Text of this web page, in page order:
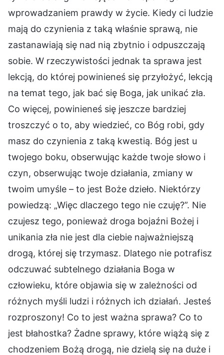
wprowadzaniem prawdy w życie. Kiedy ci ludzie
mają do czynienia z taką właśnie sprawą, nie
zastanawiają się nad nią zbytnio i odpuszczają
sobie. W rzeczywistości jednak ta sprawa jest
lekcją, do której powinieneś się przyłożyć, lekcją
na temat tego, jak bać się Boga, jak unikać zła.
Co więcej, powinieneś się jeszcze bardziej
troszczyć o to, aby wiedzieć, co Bóg robi, gdy
masz do czynienia z taką kwestią. Bóg jest u
twojego boku, obserwując każde twoje słowo i
czyn, obserwując twoje działania, zmiany w
twoim umyśle – to jest Boże dzieło. Niektórzy
powiedzą: „Więc dlaczego tego nie czuję?”. Nie
czujesz tego, ponieważ droga bojaźni Bożej i
unikania zła nie jest dla ciebie najważniejszą
drogą, której się trzymasz. Dlatego nie potrafisz
odczuwać subtelnego działania Boga w
człowieku, które objawia się w zależności od
różnych myśli ludzi i różnych ich działań. Jesteś
rozproszony! Co to jest ważna sprawa? Co to
jest błahostka? Żadne sprawy, które wiążą się z
chodzeniem Bożą drogą, nie dzielą się na duże i